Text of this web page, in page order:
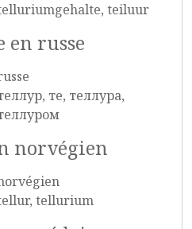
teiluur
russe
те, теллура,
norvégien
tellurium